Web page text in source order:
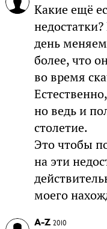
Какие ещё
день
более, что
во время
но ведь и
столетие.
Это чтобы
на эти
моего
A-Z 2010